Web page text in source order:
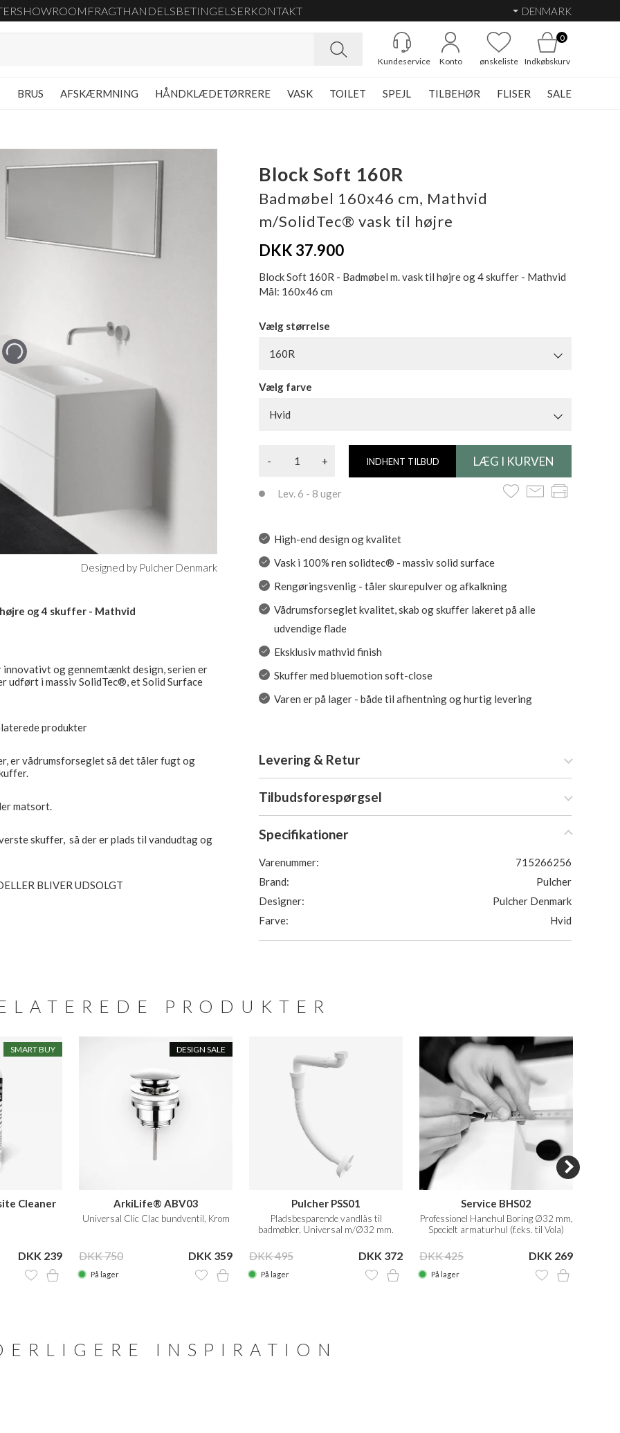
SHOWROOM FRAGTHANDELSBETINGELSERKONTAKT DENMARK
Kundeservice Konto ønskeliste
0
Indkøbskurv
BRUS AFSKÆRMNING HÅNDKLÆDETØRRERE VASK TOILET SPEJL TILBEHØR FLISER SALE
Designed by Pulcher Denmark
og 4 skuffer - Mathvid
innovativt og gennemtænkt design, serien er
udført i massiv SolidTec®, et Solid Surface
produkter
er vådrumsforseglet så det tåler fugt og
matsort.
skuffer, så der er plads til vandudtag og
BLIVER UDSOLGT
Block Soft 160R
Badmøbel 160x46 cm, Mathvid
m/SolidTec® vask til højre
DKK 37.900
Block Soft 160R - Badmøbel m. vask til højre og 4 skuffer - Mathvid
Mål: 160x46 cm
Vælg størrelse
160R
Vælg farve
Hvid
- + INDHENT TILBUD
Lev. 6 - 8 uger
High-end design og kvalitet
Vask i 100% ren solidtec® - massiv solid surface
Rengøringsvenlig - tåler skurepulver og afkalkning
Vådrumsforseglet kvalitet, skab og skuffer lakeret på alle
udvendige flade
Eksklusiv mathvid finish
Skuffer med bluemotion soft-close
Varen er på lager - både til afhentning og hurtig levering
Levering & Retur
Tilbudsforespørgsel
Specifikationer
Varenummer:
715266256
Brand:
Pulcher
Designer:
Pulcher Denmark
Farve:
Hvid
PRODUKTER
SMART BUY
Cleaner
DKK 239
DESIGN SALE
ArkiLife® ABV03
Universal Clic Clac bundventil, Krom
DKK 750 DKK 359
På lager
Pulcher PSS01
Pladsbesparende vandlås til
badmøbler, Universal m/Ø32 mm.
DKK 495 DKK 372
På lager
Service BHS02
Professionel Hanehul Boring Ø32 mm,
Specielt armaturhul (f.eks. til Vola)
DKK 425 DKK 269
På lager
INSPIRATION